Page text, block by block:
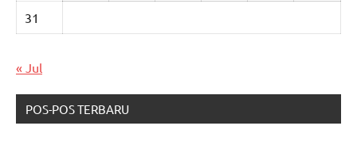
31
« Jul
POS-POS TERBARU